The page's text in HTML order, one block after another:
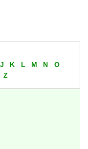
J K L M N
O
Z